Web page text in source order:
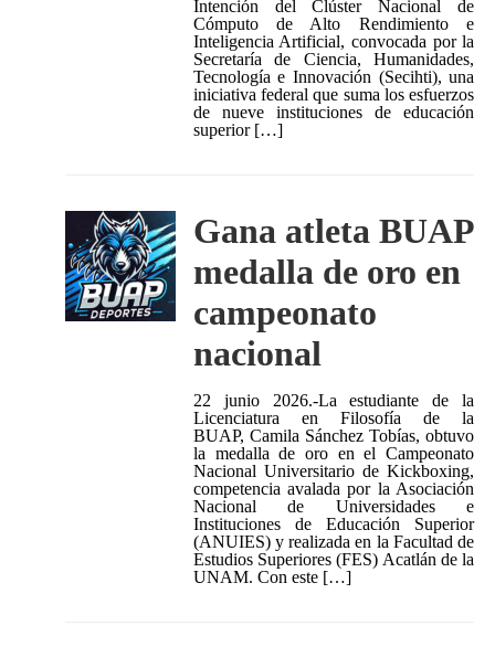
Intención del Clúster Nacional de
Cómputo de Alto Rendimiento e
Inteligencia Artificial, convocada por la
Secretaría de Ciencia, Humanidades,
Tecnología e Innovación (Secihti), una
iniciativa federal que suma los esfuerzos
de nueve instituciones de educación
superior […]
Gana atleta BUAP
medalla de oro en
campeonato
nacional
22 junio 2026.-La estudiante de la
Licenciatura en Filosofía de la
BUAP, Camila Sánchez Tobías, obtuvo
la medalla de oro en el Campeonato
Nacional Universitario de Kickboxing,
competencia avalada por la Asociación
Nacional de Universidades e
Instituciones de Educación Superior
(ANUIES) y realizada en la Facultad de
Estudios Superiores (FES) Acatlán de la
UNAM. Con este […]